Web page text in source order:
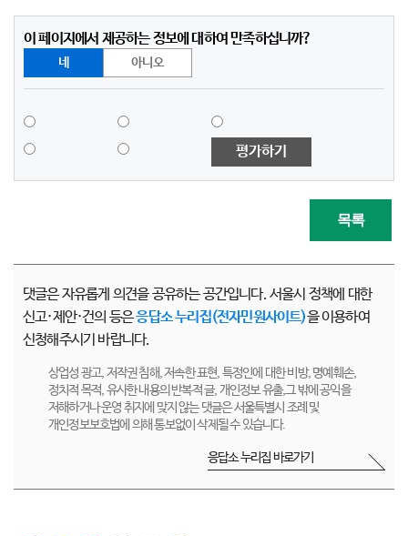
이 페이지에서 제공하는 정보에 대하여 만족하십니까?
네 아니오
평가하기
목록
댓글은 자유롭게 의견을 공유하는 공간입니다. 서울시 정책에 대한
신고·제안·건의 등은응답소 누리집(전자민원사이트)을 이용하여
신청해주시기 바랍니다.
상업성 광고, 저작권 침해, 저속한 표현, 특정인에 대한 비방, 명예훼손,
정치적 목적, 유사한 내용의 반복적 글, 개인정보 유출,그 밖에 공익을
저해하거나 운영 취지에 맞지 않는 댓글은 서울특별시 조례 및
개인정보보호법에 의해 통보없이 삭제될 수 있습니다.
응답소 누리집 바로가기